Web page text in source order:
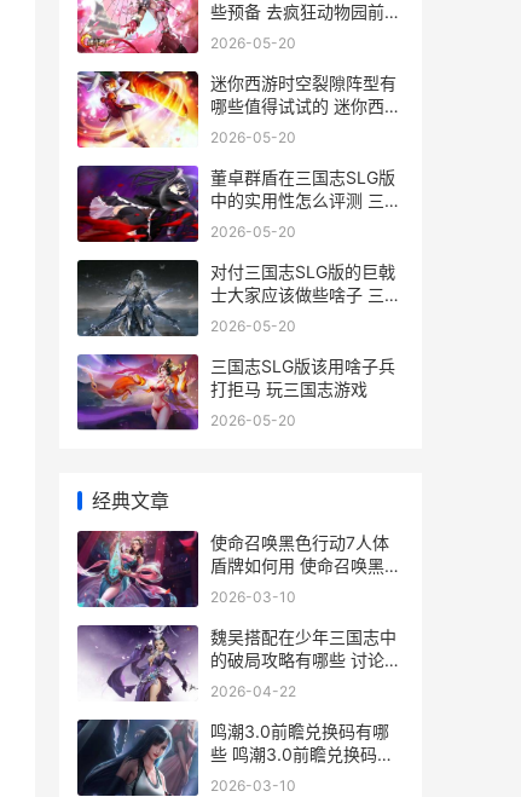
些预备 去疯狂动物园前期
怎么玩
2026-05-20
迷你西游时空裂隙阵型有
哪些值得试试的 迷你西游
关卡掉落表
2026-05-20
董卓群盾在三国志SLG版
中的实用性怎么评测 三国
志战略版群盾怎么搭配董
2026-05-20
对付三国志SLG版的巨戟
士大家应该做些啥子 三国
志对战版
2026-05-20
三国志SLG版该用啥子兵
打拒马 玩三国志游戏
2026-05-20
经典文章
使命召唤黑色行动7人体
盾牌如何用 使命召唤黑色
行动6是第几部
2026-03-10
魏吴搭配在少年三国志中
的破局攻略有哪些 讨论下
魏吴混搭的最后一个将
2026-04-22
鸣潮3.0前瞻兑换码有哪
些 鸣潮3.0前瞻兑换码截
止时间
2026-03-10